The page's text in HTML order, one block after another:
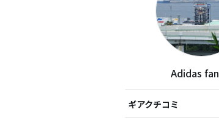
Adidas fan
ギアクチコミ